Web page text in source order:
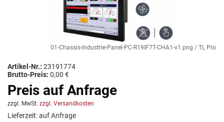
01-Chassis-Industrie-Panel-PC-R19IF7T-CHA1-v1.png / TL
Artikel-Nr.: 23191774
Brutto-Preis: 0,00 €
Preis auf Anfrage
zzgl. MwSt. zzgl. Versandkosten
Lieferzeit: auf Anfrage